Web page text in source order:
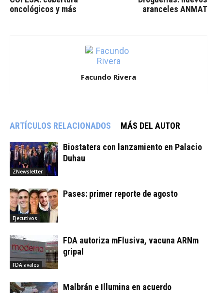
oncológicos y más
aranceles ANMAT
Facundo Rivera
ARTÍCULOS RELACIONADOS MÁS DEL AUTOR
ZNewsletter
Biostatera con lanzamiento en Palacio
Duhau
Ejecutivos
Pases: primer reporte de agosto
FDA avales
FDA autoriza mFlusiva, vacuna ARNm
gripal
Malbrán e Illumina en acuerdo